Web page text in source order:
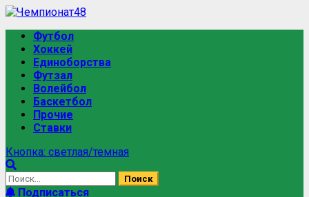
Футбол
Хоккей
Единоборства
Футзал
Волейбол
Баскетбол
Прочие
Ставки
Кнопка: светлая/темная
Подписаться